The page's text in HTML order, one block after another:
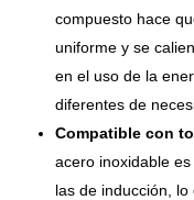
compuesto hace
uniforme y se
en el uso de la
diferentes de
Compatible con
acero inoxidable
las de inducción,